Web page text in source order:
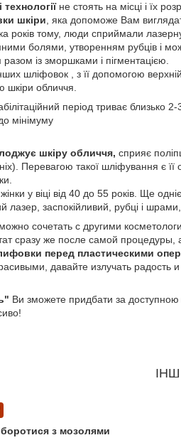
технології не стоять на місці і їх
шкіри , яка допоможе Вам
років тому, люди сприймали
болями, утворенням рубців і
із зморшками і пігментацією.
інших шліфовок , з її допомогою
шкіри обличчя.
період триває
мінімуму
шкіру обличчя, сприяє
Перевагою такої шліфування є
у віці від 40 до 55 років. Ще
лазер, заспокійливий, рубці і
сочетать с другими
сразу же после самой
перед пластическими
давайте излучать
Ви зможете придбати за доступною
з мозолями